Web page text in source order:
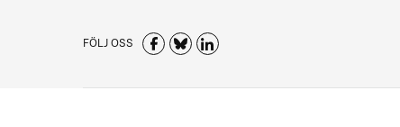
FÖLJ OSS